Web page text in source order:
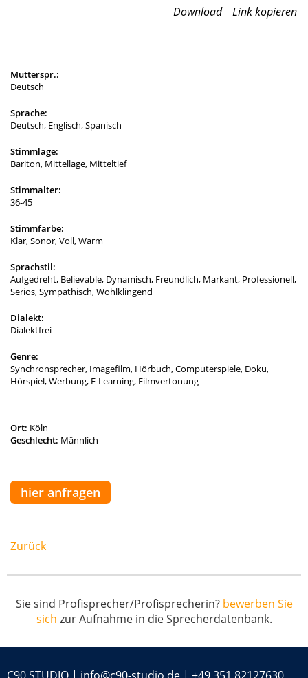
Ort: Köln
Geschlecht: Männlich
hier anfragen
Zurück
Mutterspr.:
Deutsch
Sprache:
Deutsch, Englisch, Spanisch
Stimmlage:
Bariton, Mittellage, Mitteltief
Stimmalter:
36-45
Stimmfarbe:
Klar, Sonor, Voll, Warm
Sprachstil:
Aufgedreht, Believable, Dynamisch, Freundlich, Markant, Professionell,
Seriös, Sympathisch, Wohlklingend
Dialekt:
Dialektfrei
Genre:
Synchronsprecher, Imagefilm, Hörbuch, Computerspiele, Doku,
Hörspiel, Werbung, E-Learning, Filmvertonung
Download Link kopieren
Sie sind Profisprecher/Profisprecherin? bewerben Sie
sich zur Aufnahme in die Sprecherdatenbank.